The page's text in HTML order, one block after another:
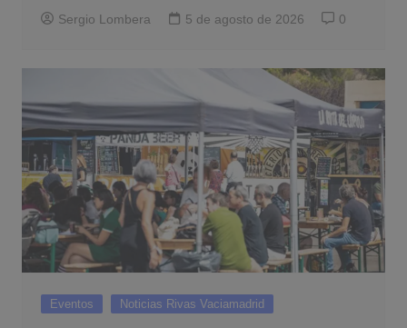
Sergio Lombera 5 de agosto de 2026 0
Eventos Noticias Rivas Vaciamadrid